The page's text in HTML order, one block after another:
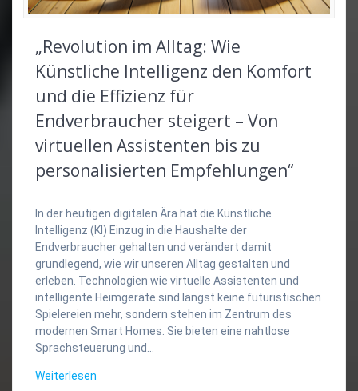
„Revolution im Alltag: Wie
Künstliche Intelligenz den Komfort
und die Effizienz für
Endverbraucher steigert – Von
virtuellen Assistenten bis zu
personalisierten Empfehlungen“
In der heutigen digitalen Ära hat die Künstliche
Intelligenz (KI) Einzug in die Haushalte der
Endverbraucher gehalten und verändert damit
grundlegend, wie wir unseren Alltag gestalten und
erleben. Technologien wie virtuelle Assistenten und
intelligente Heimgeräte sind längst keine futuristischen
Spielereien mehr, sondern stehen im Zentrum des
modernen Smart Homes. Sie bieten eine nahtlose
Sprachsteuerung und…
Weiterlesen